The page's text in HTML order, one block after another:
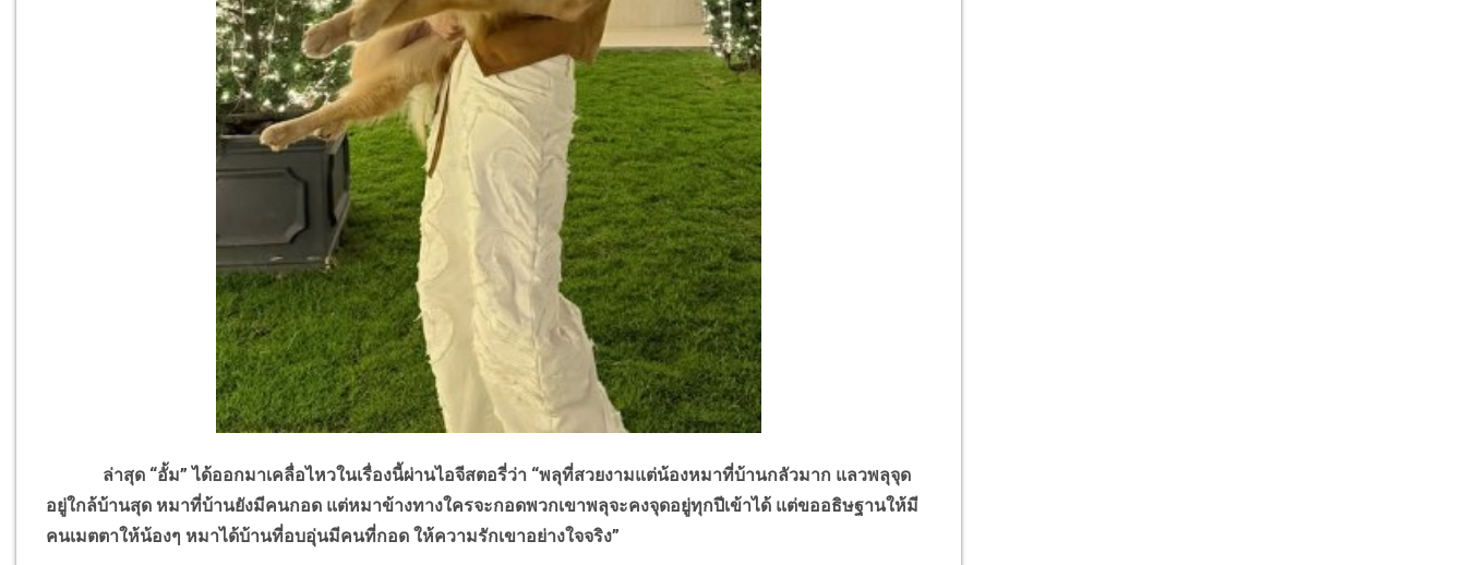
ล่าสุด “อั้ม” ได้ออกมาเคลื่อไหวในเรื่องนี้ผ่านไอจีสตอรี่ว่า “พลุที่สวยงามแต่น้องหมาที่บ้านกลัวมาก แลวพลุจุด
อยู่ใกล้บ้านสุด หมาที่บ้านยังมีคนกอด แต่หมาข้างทางใครจะกอดพวกเขาพลุจะคงจุดอยู่ทุกปีเข้าได้ แต่ขออธิษฐานให้มี
คนเมตตาให้น้องๆ หมาได้บ้านที่อบอุ่นมีคนที่กอด ให้ความรักเขาอย่างใจจริง”